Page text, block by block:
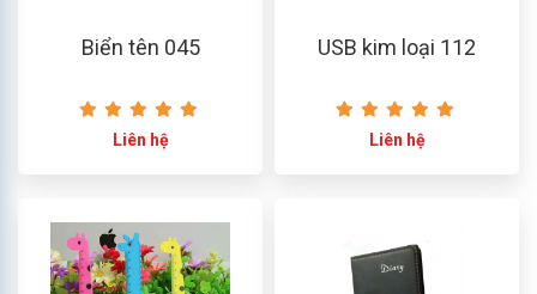
Biển tên 045
Liên hệ
USB kim loại 112
Liên hệ